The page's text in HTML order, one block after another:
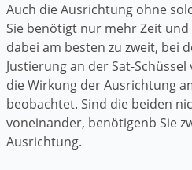
Auch die Ausrichtung ohne
Sie benötigt nur mehr Zeit und
dabei am besten zu zweit, bei
Justierung an der Sat-
die Wirkung der Ausrichtung
beobachtet. Sind die beiden
voneinander, benötigenb Sie
Ausrichtung.